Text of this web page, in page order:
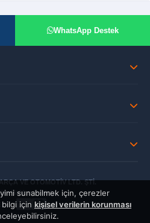
sunabilmek için, çerezler
bilgi için kişisel verilerin korunması
WhatsApp Destek
VE OTOMOTİV LTD. ŞTİ.
Hakları Saklıdır.